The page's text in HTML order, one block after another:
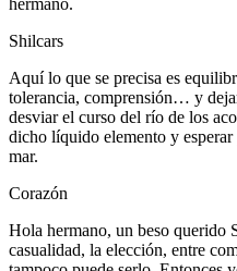
Shilcars
Aquí lo que se precisa es
tolerancia, comprensión… y
desviar el curso del río de los
dicho líquido elemento y esperar
mar.
Corazón
Hola hermano, un beso querido
casualidad, la elección, entre